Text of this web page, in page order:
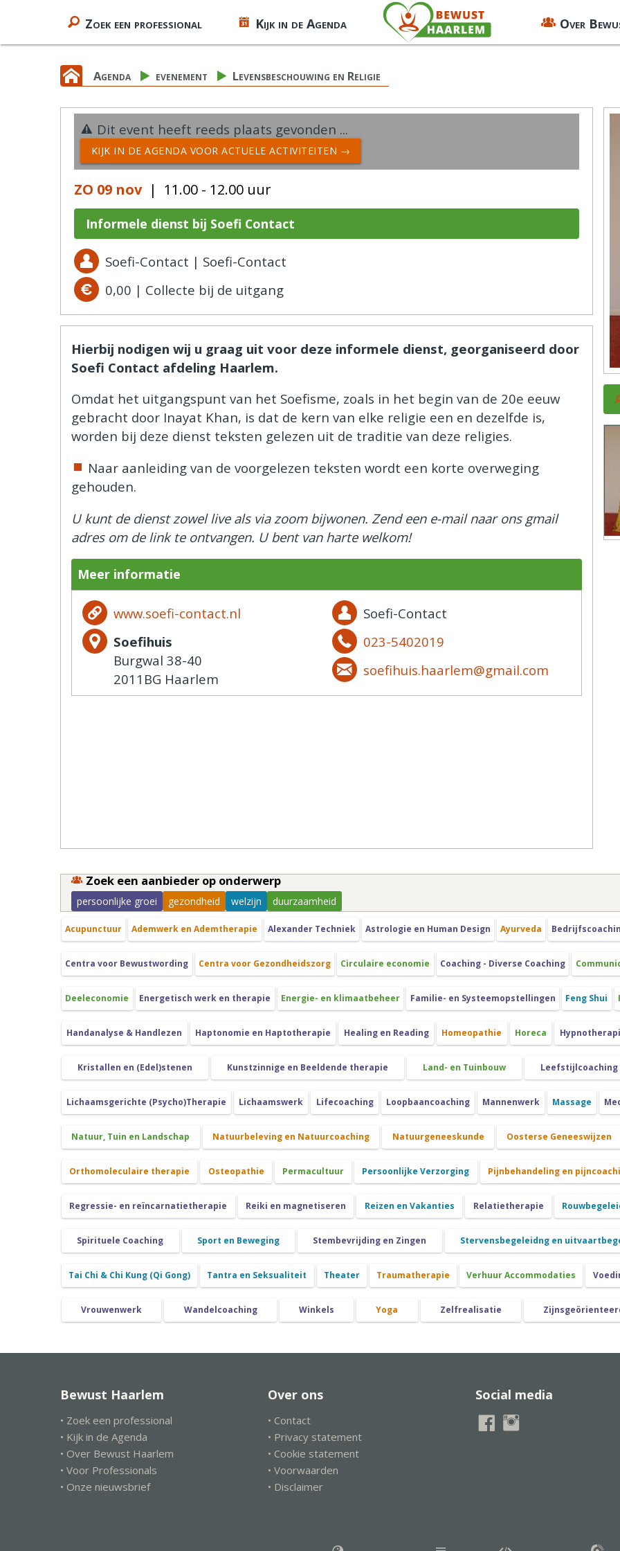
Zoek een professional Kijk in de Agenda Over
Agenda evenement Levensbeschouwing en Religie
Dit event heeft reeds plaats gevonden ...
KIJK IN DE AGENDA VOOR ACTUELE ACTIVITEITEN →
ZO 09 nov | 11.00 - 12.00 uur
Informele dienst bij Soefi Contact
Soefi-Contact | Soefi-Contact
0,00 | Collecte bij de uitgang
Hierbij nodigen wij u graag uit voor deze informele dienst, georganiseerd door
Soefi Contact afdeling Haarlem.
Omdat het uitgangspunt van het Soefisme, zoals in het begin van de 20e eeuw
gebracht door Inayat Khan, is dat de kern van elke religie een en dezelfde is,
worden bij deze dienst teksten gelezen uit de traditie van deze religies.
Naar aanleiding van de voorgelezen teksten wordt een korte overweging
gehouden.
U kunt de dienst zowel live als via zoom bijwonen. Zend een e-mail naar ons gmail
adres om de link te ontvangen. U bent van harte welkom!
Meer informatie
www.soefi-contact.nl
Soefihuis
Burgwal 38-40
2011BG Haarlem
Soefi-Contact
023-5402019
soefihuis.haarlem@gmail.com
Zoek een aanbieder op onderwerp
persoonlijke groei gezondheid welzijn duurzaamheid
Acupunctuur Ademwerk en Ademtherapie Alexander Techniek Astrologie en Human Design Ayurveda
Centra voor Bewustwording Centra voor Gezondheidszorg Circulaire economie Coaching - Diverse Coaching
Deeleconomie Energetisch werk en therapie Energie- en klimaatbeheer Familie- en Systeemopstellingen Feng Shui
Handanalyse & Handlezen Haptonomie en Haptotherapie Healing en Reading Homeopathie Horeca
Kristallen en (Edel)stenen Kunstzinnige en Beeldende therapie Land- en Tuinbouw
Lichaamsgerichte (Psycho)Therapie Lichaamswerk Lifecoaching Loopbaancoaching Mannenwerk Massage
Natuur, Tuin en Landschap Natuurbeleving en Natuurcoaching Natuurgeneeskunde Oosterse Geneeswijzen
Orthomoleculaire therapie Osteopathie Permacultuur Persoonlijke Verzorging Pijnbehandeling en
Regressie- en reïncarnatietherapie Reiki en magnetiseren Reizen en Vakanties Relatietherapie
Spirituele Coaching Sport en Beweging Stembevrijding en Zingen Stervensbegeleidng en
Tai Chi & Chi Kung (Qi Gong) Tantra en Seksualiteit Theater Traumatherapie Verhuur Accommodaties
Vrouwenwerk Wandelcoaching Winkels Yoga Zelfrealisatie
Bewust Haarlem
• Zoek een professional
• Kijk in de Agenda
• Over Bewust Haarlem
• Voor Professionals
• Onze nieuwsbrief
Over ons
• Contact
• Privacy statement
• Cookie statement
• Voorwaarden
• Disclaimer
Social media